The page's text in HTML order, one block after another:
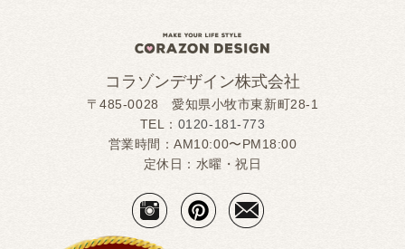
コラゾンデザイン株式会社
〒485-0028 愛知県小牧市東新町28-1
TEL： 0120-181-773
営業時間：AM10:00〜PM18:00
定休日：水曜・祝日